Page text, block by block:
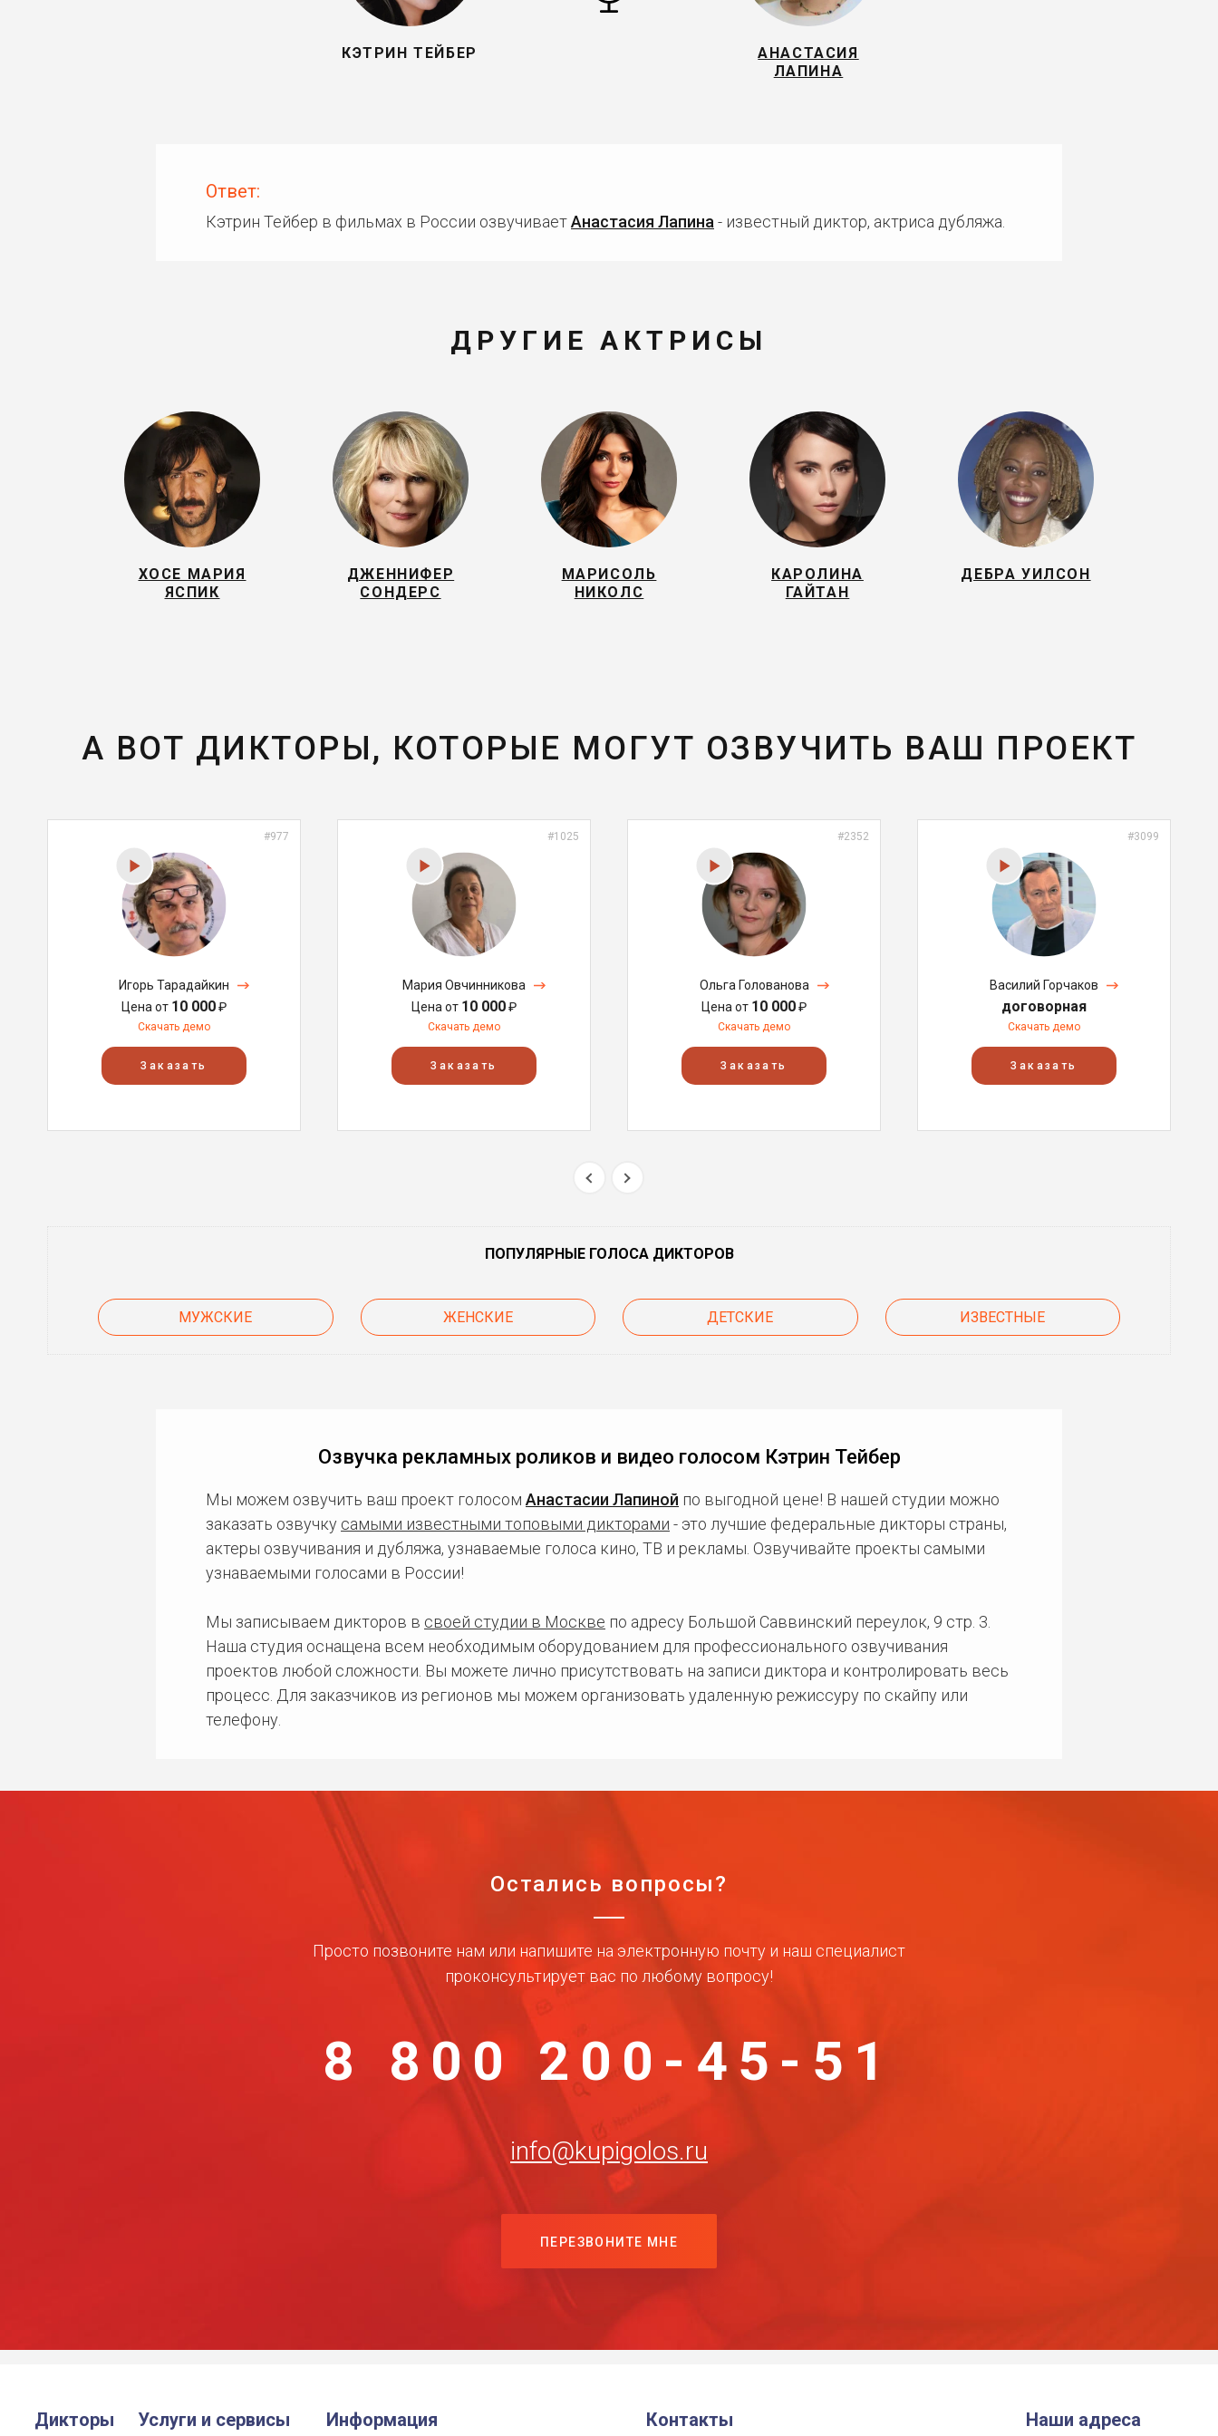
КЭТРИН ТЕЙБЕР
АНАСТАСИЯ
ЛАПИНА
Ответ:
Кэтрин Тейбер в фильмах в России озвучиваетАнастасия Лапина - известный диктор, актриса дубляжа.
ДРУГИЕ АКТРИСЫ
ХОСЕ МАРИЯ
ЯСПИК
ДЖЕННИФЕР
СОНДЕРС
МАРИСОЛЬ
НИКОЛС
КАРОЛИНА
ГАЙТАН
ДЕБРА УИЛСОН
А ВОТ ДИКТОРЫ, КОТОРЫЕ МОГУТ ОЗВУЧИТЬ ВАШ ПРОЕКТ
#977
Игорь Тарадайкин
Цена от 10 000₽
Скачать демо
Заказать
#1025
Мария Овчинникова
Цена от 10 000₽
Скачать демо
Заказать
#2352
Ольга Голованова
Цена от 10 000₽
Скачать демо
Заказать
#3099
Василий Горчаков
договорная
Скачать демо
Заказать
ПОПУЛЯРНЫЕ ГОЛОСА ДИКТОРОВ
МУЖСКИЕ ЖЕНСКИЕ ДЕТСКИЕ ИЗВЕСТНЫЕ
Озвучка рекламных роликов и видео голосом Кэтрин Тейбер
Мы можем озвучить ваш проект голосом Анастасии Лапиной по выгодной цене! В нашей студии можно
заказать озвучку самыми известными топовыми дикторами - это лучшие федеральные дикторы страны,
актеры озвучивания и дубляжа, узнаваемые голоса кино, ТВ и рекламы. Озвучивайте проекты самыми
узнаваемыми голосами в России!
Мы записываем дикторов в своей студии в Москве по адресу Большой Саввинский переулок, 9 стр. 3.
Наша студия оснащена всем необходимым оборудованием для профессионального озвучивания
проектов любой сложности. Вы можете лично присутствовать на записи диктора и контролировать весь
процесс. Для заказчиков из регионов мы можем организовать удаленную режиссуру по скайпу или
телефону.
Остались вопросы?
Просто позвоните нам или напишите на электронную почту и наш специалист
проконсультирует вас по любому вопросу!
8 800 200-45-51
info@kupigolos.ru
ПЕРЕЗВОНИТЕ МНЕ
Дикторы Услуги и сервисы Информация Контакты Наши адреса